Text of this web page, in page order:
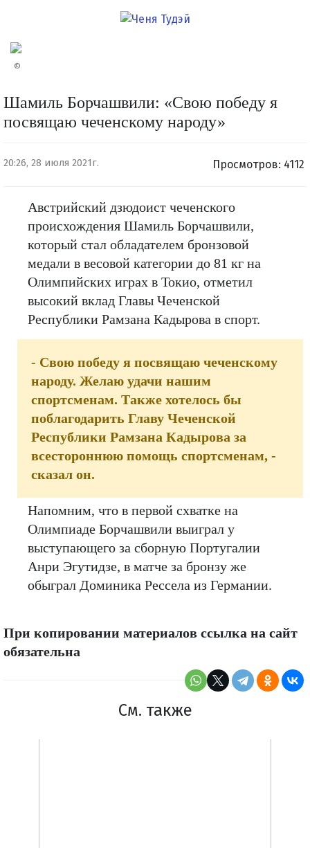
©
Шамиль Борчашвили: «Свою победу я
посвящаю чеченскому народу»
20:26, 28 июля 2021г. Просмотров: 4112
Австрийский дзюдоист чеченского
происхождения Шамиль Борчашвили,
который стал обладателем бронзовой
медали в весовой категории до 81 кг на
Олимпийских играх в Токио, отметил
высокий вклад Главы Чеченской
Республики Рамзана Кадырова в спорт.
- Свою победу я посвящаю чеченскому
народу. Желаю удачи нашим
спортсменам. Также хотелось бы
поблагодарить Главу Чеченской
Республики Рамзана Кадырова за
всестороннюю помощь спортсменам, -
сказал он.
Напомним, что в первой схватке на
Олимпиаде Борчашвили выиграл у
выступающего за сборную Португалии
Анри Эгутидзе, в матче за бронзу же
обыграл Доминика Рессела из Германии.
При копировании материалов ссылка на сайт
обязательна
См. также